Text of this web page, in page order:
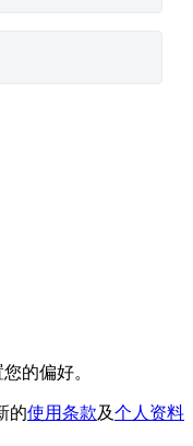
的偏好。
的使用条款及个人资料